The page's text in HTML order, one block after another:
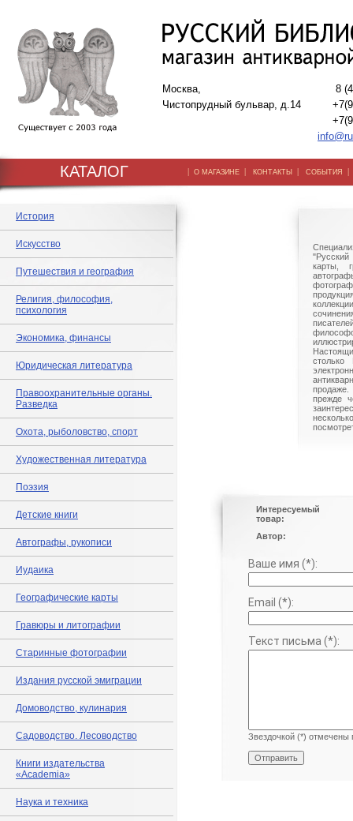
Москва,
Чистопрудный бульвар, д.14
8
КАТАЛОГ | О МАГАЗИНЕ | КОНТАКТЫ | СОБЫТИЯ
История
Искусство
Путешествия и география
Религия, философия,
психология
Экономика, финансы
Юридическая литература
Правоохранительные органы.
Разведка
Охота, рыболовство, спорт
Художественная литература
Поэзия
Детские книги
Автографы, рукописи
Иудаика
Географические карты
Гравюры и литографии
Старинные фотографии
Издания русской эмиграции
Домоводство, кулинария
Садоводство. Лесоводство
Книги издательства
«Academia»
Наука и техника
"Русский
карты,
столько
прежде
Интересуемый
товар:
Автор:
Ваше имя (*):
Email (*):
Текст письма (*):
Звездочкой (*) отмечены